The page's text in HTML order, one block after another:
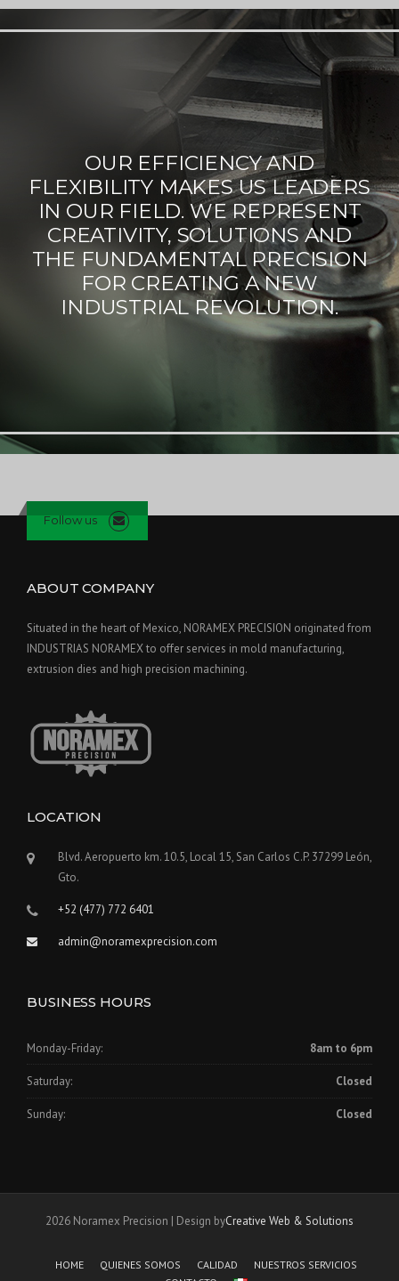
OUR EFFICIENCY AND
FLEXIBILITY MAKES US LEADERS
IN OUR FIELD. WE REPRESENT
CREATIVITY, SOLUTIONS AND
THE FUNDAMENTAL PRECISION
FOR CREATING A NEW
INDUSTRIAL REVOLUTION.
Follow us
ABOUT COMPANY
Situated in the heart of Mexico, NORAMEX PRECISION originated from
INDUSTRIAS NORAMEX to offer services in mold manufacturing,
extrusion dies and high precision machining.
LOCATION
Blvd. Aeropuerto km. 10.5, Local 15, San Carlos C.P. 37299 León,
Gto.
+52 (477) 772 6401
admin@noramexprecision.com
BUSINESS HOURS
Monday-Friday: 8am to 6pm
Saturday: Closed
Sunday: Closed
2026 Noramex Precision | Design byCreative Web & Solutions
HOME QUIENES SOMOS CALIDAD
NUESTROS SERVICIOS